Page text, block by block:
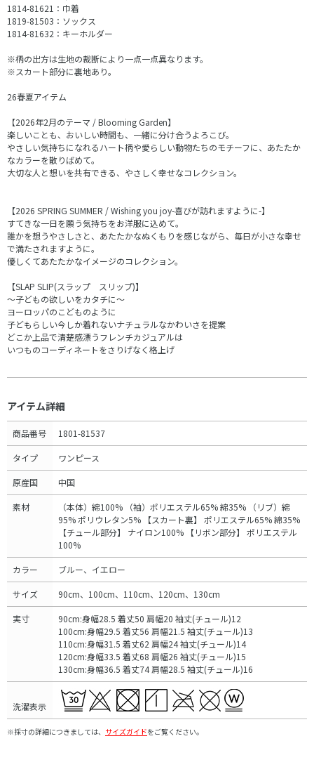
1814-81621：巾着
1819-81503：ソックス
1814-81632：キーホルダー
※柄の出方は生地の裁断により一点一点異なります。
※スカート部分に裏地あり。
26春夏アイテム
【2026年2月のテーマ / Blooming Garden】
楽しいことも、おいしい時間も、一緒に分け合うよろこび。
やさしい気持ちになれるハート柄や愛らしい動物たちのモチーフに、あたたか
なカラーを散りばめて。
大切な人と想いを共有できる、やさしく幸せなコレクション。
【2026 SPRING SUMMER / Wishing you joy-喜びが訪れますように-】
すてきな一日を願う気持ちをお洋服に込めて。
誰かを想うやさしさと、あたたかなぬくもりを感じながら、毎日が小さな幸せ
で満たされますように。
優しくてあたたかなイメージのコレクション。
【SLAP SLIP(スラップ スリップ)】
～子どもの欲しいをカタチに～
ヨーロッパのこどものように
子どもらしい今しか着れないナチュラルなかわいさを提案
どこか上品で清楚感漂うフレンチカジュアルは
いつものコーディネートをさりげなく格上げ
アイテム詳細
商品番号 1801-81537
タイプ ワンピース
原産国 中国
素材
（本体）綿100% （袖）ポリエステル65% 綿35% （リブ）綿
95% ポリウレタン5% 【スカート裏】 ポリエステル65% 綿35%
【チュール部分】 ナイロン100% 【リボン部分】 ポリエステル
100%
カラー ブルー、イエロー
サイズ 90cm、100cm、110cm、120cm、130cm
実寸
90cm:身幅28.5 着丈50 肩幅20 袖丈(チュール)12
100cm:身幅29.5 着丈56 肩幅21.5 袖丈(チュール)13
110cm:身幅31.5 着丈62 肩幅24 袖丈(チュール)14
120cm:身幅33.5 着丈68 肩幅26 袖丈(チュール)15
130cm:身幅36.5 着丈74 肩幅28.5 袖丈(チュール)16
洗濯表示
※採寸の詳細につきましては、 サイズガイドをご覧ください。